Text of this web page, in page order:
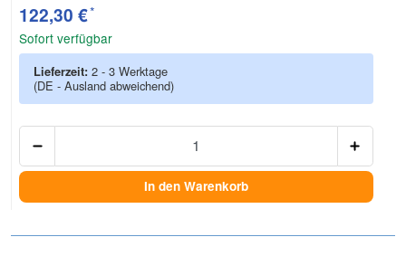
122,30 €*
Sofort verfügbar
Lieferzeit: 2 - 3 Werktage
(DE - Ausland abweichend)
In den Warenkorb